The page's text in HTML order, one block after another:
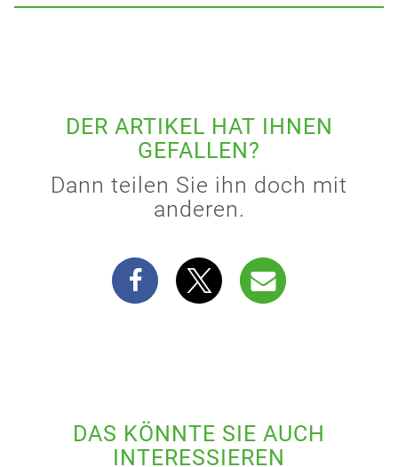
DER ARTIKEL HAT IHNEN
GEFALLEN?
Dann teilen Sie ihn doch mit
anderen.
DAS KÖNNTE SIE AUCH
INTERESSIEREN